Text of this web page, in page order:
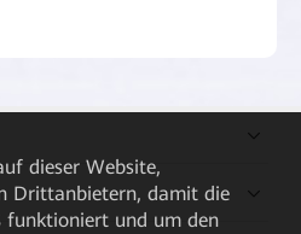
dieser Website,
Drittanbietern, damit die
funktioniert und um den